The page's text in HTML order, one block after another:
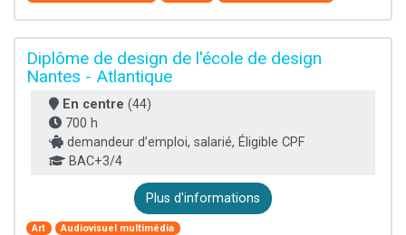
Diplôme de design de l'école de design
Nantes - Atlantique
En centre (44)
700 h
demandeur d’emploi, salarié, Éligible CPF
BAC+3/4
Plus d'informations
Art
Audiovisuel multimédia